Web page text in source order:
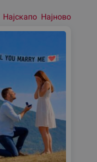
Најскапо Најново